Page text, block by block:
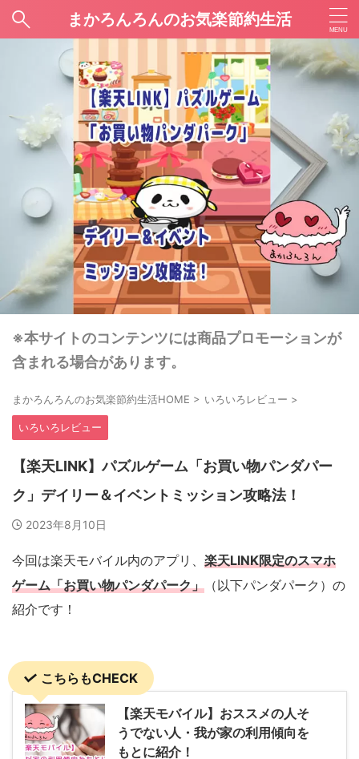
まかろんろんのお気楽節約生活
※本サイトのコンテンツには商品プロモーションが
含まれる場合があります。
まかろんろんのお気楽節約生活HOME > いろいろレビュー >
いろいろレビュー
【楽天LINK】パズルゲーム「お買い物パンダパー
ク」デイリー＆イベントミッション攻略法！
2023年8月10日
今回は楽天モバイル内のアプリ、 楽天LINK限定のスマホ
ゲーム「お買い物パンダパーク」 （以下パンダパーク）の
紹介です！
こちらもCHECK
【楽天モバイル】おススメの人そ
うでない人・我が家の利用傾向を
もとに紹介！